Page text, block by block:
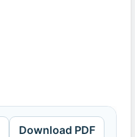
Download PDF